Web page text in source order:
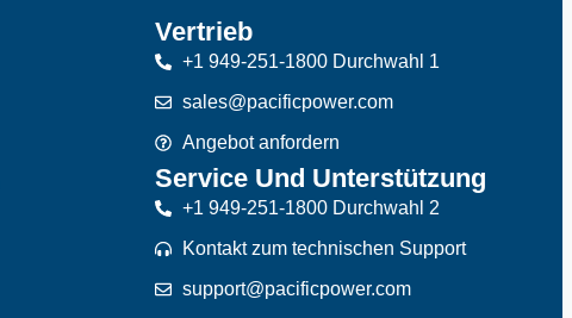
Vertrieb
+1 949-251-1800 Durchwahl 1
sales@pacificpower.com
Angebot anfordern
Service Und Unterstützung
+1 949-251-1800 Durchwahl 2
Kontakt zum technischen Support
support@pacificpower.com